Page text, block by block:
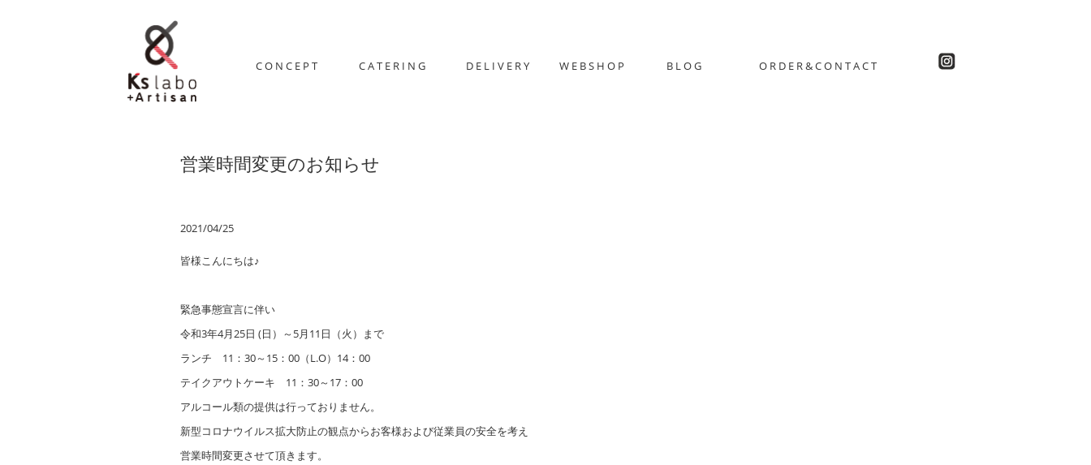
CONCEPT CATERING DELIVERY WEBSHOP BLOG ORDER&CONTACT
営業時間変更のお知らせ
2021/04/25
皆様こんにちは♪
緊急事態宣言に伴い
令和3年4月25日 (日）～5月11日（火）まで
ランチ 11：30～15：00（L.O）14：00
テイクアウトケーキ 11：30～17：00
アルコール類の提供は行っておりません。
新型コロナウイルス拡大防止の観点からお客様および従業員の安全を考え
営業時間変更させて頂きます。